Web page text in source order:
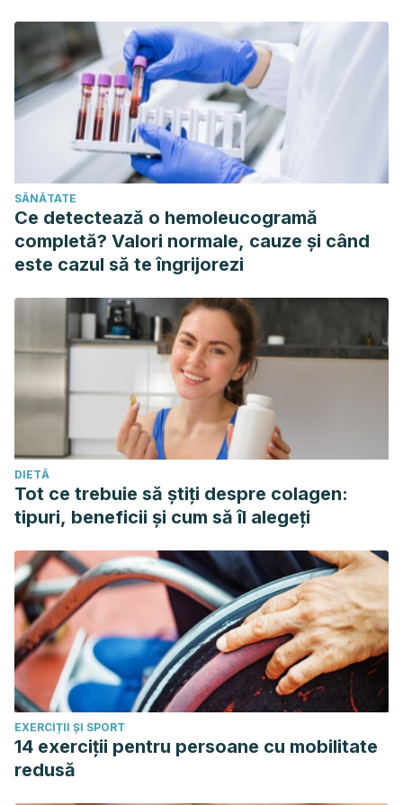
SĂNĂTATE
Ce detectează o hemoleucogramă
completă? Valori normale, cauze și când
este cazul să te îngrijorezi
DIETĂ
Tot ce trebuie să știți despre colagen:
tipuri, beneficii și cum să îl alegeți
EXERCIȚII ȘI SPORT
14 exerciții pentru persoane cu mobilitate
redusă